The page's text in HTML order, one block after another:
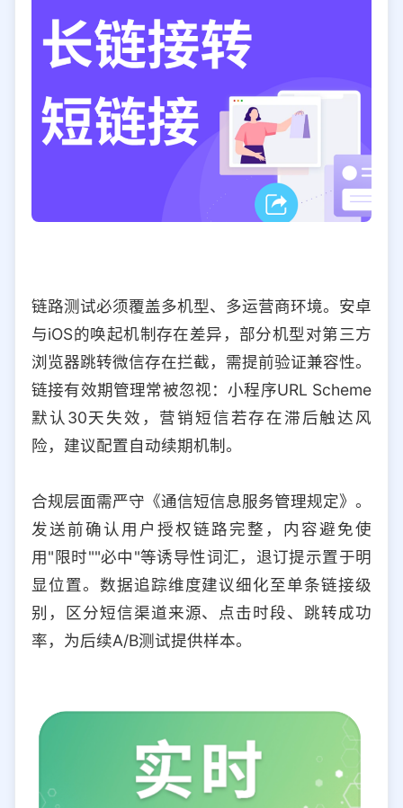
链路测试必须覆盖多机型、多运营商环境。安卓
与iOS的唤起机制存在差异，部分机型对第三方
浏览器跳转微信存在拦截，需提前验证兼容性。
链接有效期管理常被忽视：小程序URL Scheme
默认30天失效，营销短信若存在滞后触达风
险，建议配置自动续期机制。
合规层面需严守《通信短信息服务管理规定》。
发送前确认用户授权链路完整，内容避免使
用"限时""必中"等诱导性词汇，退订提示置于明
显位置。数据追踪维度建议细化至单条链接级
别，区分短信渠道来源、点击时段、跳转成功
率，为后续A/B测试提供样本。